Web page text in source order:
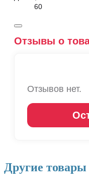
60
Отзывы о
Отзывов нет.
Другие товары